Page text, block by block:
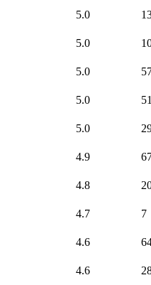
5.0
5.0
5.0
5.0
51
5.0
4.9
4.8
4.7
7
4.6
4.6